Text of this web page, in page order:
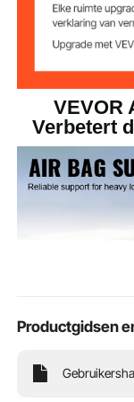
inlaataansluiting
Diameter
luchtslang
Hoofdmateriaal
Productgewicht
VEVOR
Verbetert
Productgidsen